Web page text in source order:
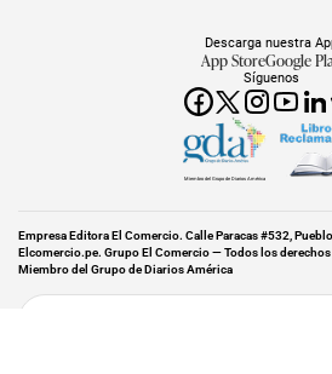
Síguenos
Descarga nuestra
App StoreGoogle
Miembro del Grupo de Diarios América
Elcomercio.pe. Grupo El Comercio — Todos los derechos